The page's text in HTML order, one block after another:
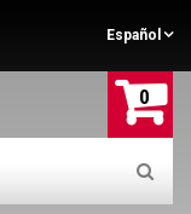
Español
0